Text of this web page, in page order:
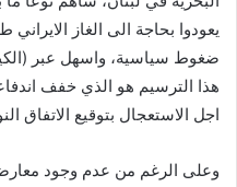
يعودوا بحاجة الى الغاز
ضغوط سياسية، واسهل عبر
هذا الترسيم هو الذي خفف
اجل الاستعجال بتوقيع الاتفاق
وعلى الرغم من عدم وجود